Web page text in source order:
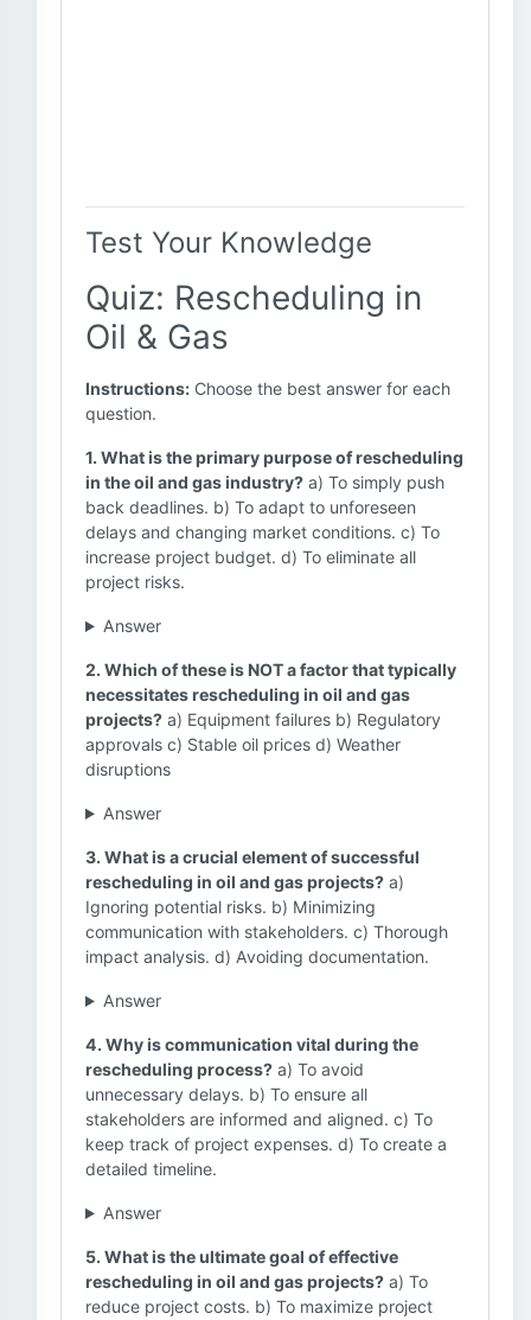
Test Your Knowledge
Quiz: Rescheduling in
Oil & Gas
Instructions: Choose the best answer for each
question.
1. What is the primary purpose of rescheduling
in the oil and gas industry? a) To simply push
back deadlines. b) To adapt to unforeseen
delays and changing market conditions. c) To
increase project budget. d) To eliminate all
project risks.
Answer
2. Which of these is NOT a factor that typically
necessitates rescheduling in oil and gas
projects? a) Equipment failures b) Regulatory
approvals c) Stable oil prices d) Weather
disruptions
Answer
3. What is a crucial element of successful
rescheduling in oil and gas projects? a)
Ignoring potential risks. b) Minimizing
communication with stakeholders. c) Thorough
impact analysis. d) Avoiding documentation.
Answer
4. Why is communication vital during the
rescheduling process? a) To avoid
unnecessary delays. b) To ensure all
stakeholders are informed and aligned. c) To
keep track of project expenses. d) To create a
detailed timeline.
Answer
5. What is the ultimate goal of effective
rescheduling in oil and gas projects? a) To
reduce project costs. b) To maximize project